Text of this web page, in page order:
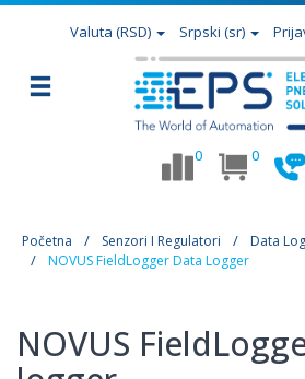
Valuta (RSD) Srpski (sr)
0 0
Početna Senzori I Regulatori
Data
NOVUS FieldLogger Data Logger
NOVUS